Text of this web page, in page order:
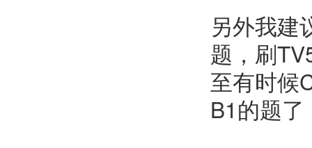
另外我建
题，刷
至有时候
B1的题